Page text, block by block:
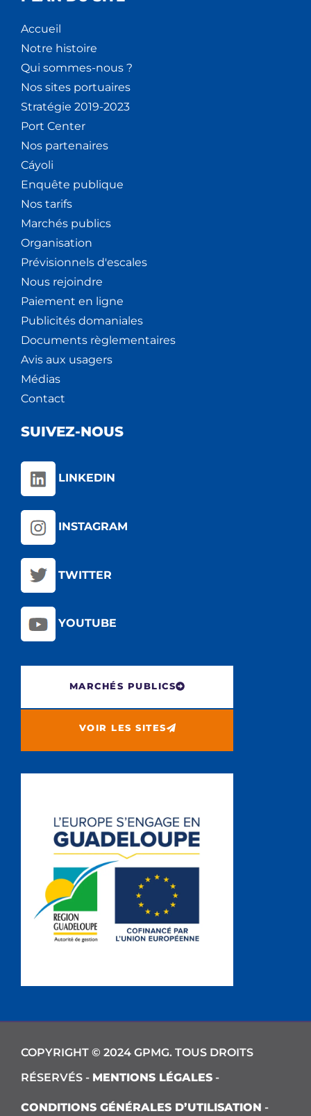
Accueil
Notre histoire
Qui sommes-nous ?
Nos sites portuaires
Stratégie 2019-2023
Port Center
Nos partenaires
Cáyoli
Enquête publique
Nos tarifs
Marchés publics
Organisation
Prévisionnels d'escales
Nous rejoindre
Paiement en ligne
Publicités domaniales
Documents règlementaires
Avis aux usagers
Médias
Contact
SUIVEZ-NOUS
LINKEDIN
INSTAGRAM
TWITTER
YOUTUBE
MARCHÉS PUBLICS
VOIR LES SITES
COPYRIGHT © 2024 GPMG. TOUS DROITS
RÉSERVÉS - MENTIONS LÉGALES -
CONDITIONS GÉNÉRALES D’UTILISATION -